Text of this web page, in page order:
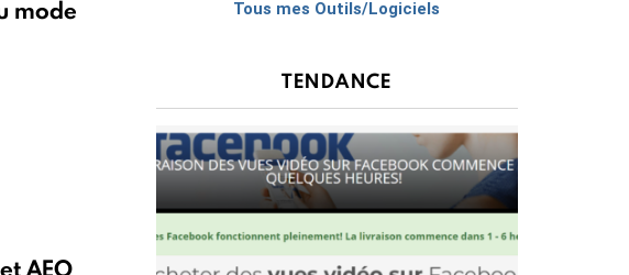
mode Tous mes Outils/Logiciels
TENDANCE